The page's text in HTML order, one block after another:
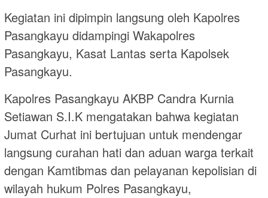
Kegiatan ini dipimpin langsung oleh Kapolres
Pasangkayu didampingi Wakapolres
Pasangkayu, Kasat Lantas serta Kapolsek
Pasangkayu.
Kapolres Pasangkayu AKBP Candra Kurnia
Setiawan S.I.K mengatakan bahwa kegiatan
Jumat Curhat ini bertujuan untuk mendengar
langsung curahan hati dan aduan warga terkait
dengan Kamtibmas dan pelayanan kepolisian di
wilayah hukum Polres Pasangkayu,